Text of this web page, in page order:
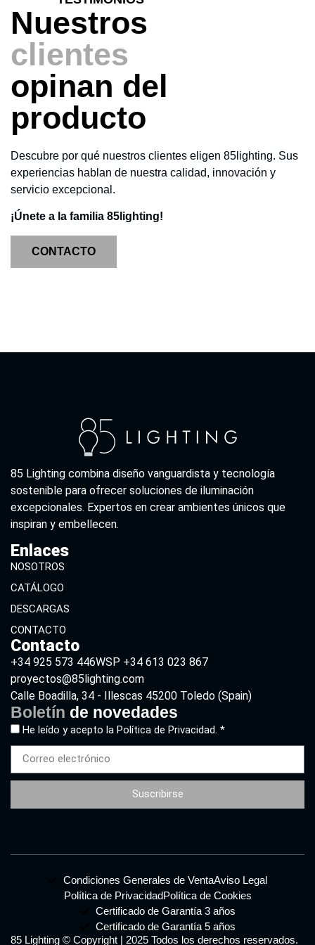
Nuestros
clientes
opinan del
producto
Descubre por qué nuestros clientes eligen 85lighting. Sus
experiencias hablan de nuestra calidad, innovación y
servicio excepcional.
¡Únete a la familia 85lighting!
CONTACTO
85 Lighting combina diseño vanguardista y tecnología
sostenible para ofrecer soluciones de iluminación
excepcionales. Expertos en crear ambientes únicos que
inspiran y embellecen.
Enlaces
NOSOTROS
CATÁLOGO
DESCARGAS
CONTACTO
Contacto
+34 925 573 446WSP +34 613 023 867
proyectos@85lighting.com
Calle Boadilla, 34 - Illescas 45200 Toledo (Spain)
Boletín de novedades
He leído y acepto la Política de Privacidad. *
Suscribirse
85 Lighting © Copyright | 2025 Todos los derechos reservados.
Condiciones Generales de VentaAviso Legal
Política de PrivacidadPolítica de Cookies
Certificado de Garantía 3 años
Certificado de Garantía 5 años